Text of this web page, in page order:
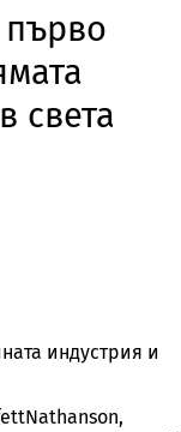
първо
света
индустрия и